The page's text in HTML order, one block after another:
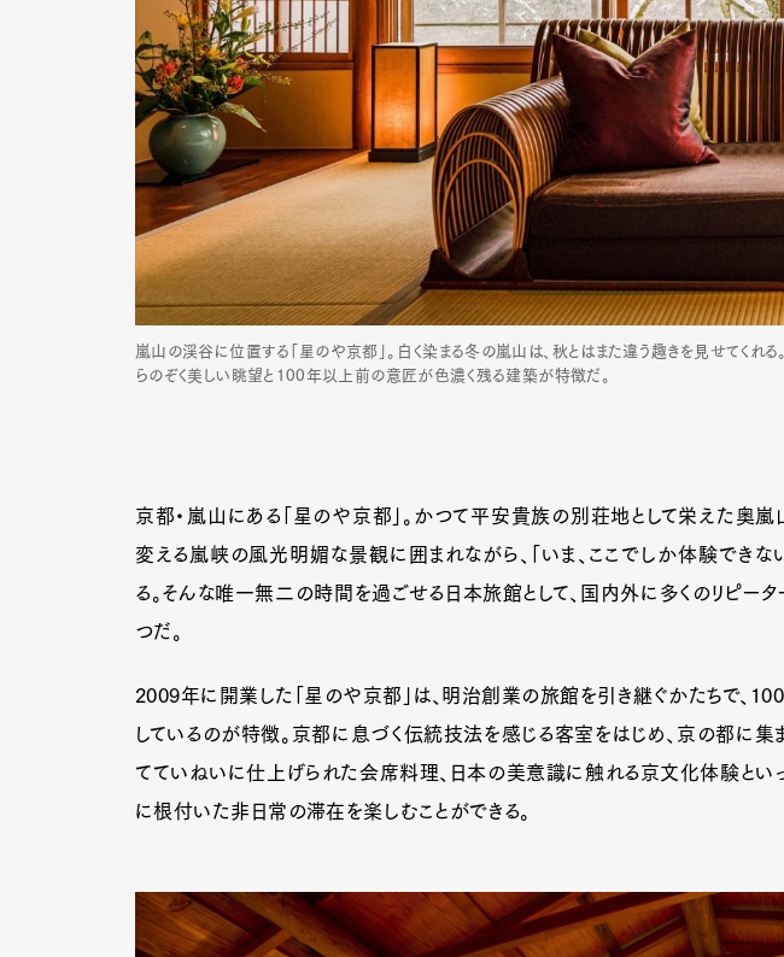
嵐山の渓谷に位置する「星のや京都」。白く染まる冬の嵐山は、秋とはまた違う趣きを見せてく
らのぞく美しい眺望と100年以上前の意匠が色濃く残る建築が特徴だ。
京都・嵐山にある「星のや京都」。かつて平安貴族の別荘地として栄えた奥
変える嵐峡の風光明媚な景観に囲まれながら、「いま、ここでしか体験でき
る。そんな唯一無二の時間を過ごせる日本旅館として、国内外に多くのリピー
つだ。
2009年に開業した「星のや京都」は、明治創業の旅館を引き継ぐかたちで、
しているのが特徴。京都に息づく伝統技法を感じる客室をはじめ、京の都に
てていねいに仕上げられた会席料理、日本の美意識に触れる京文化体験とい
に根付いた非日常の滞在を楽しむことができる。